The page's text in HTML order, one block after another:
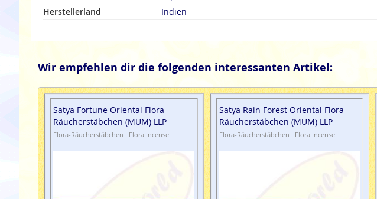
Herstellerland
Indien
Wir empfehlen dir die folgenden interessanten Artikel:
Satya Fortune Oriental Flora
Räucherstäbchen (MUM) LLP
Flora-Räucherstäbchen · Flora Incense
Satya Rain Forest Oriental Flora
Räucherstäbchen (MUM) LLP
Flora-Räucherstäbchen · Flora Incense